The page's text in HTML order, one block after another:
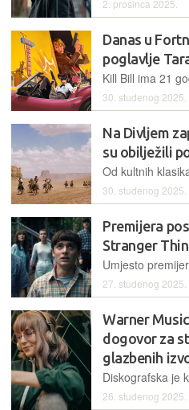
2. prosinca 2025.
Danas u
poglavlje
30. studenog 2025.
Na Divljem
su obilježili
30. studenog 2025.
Premijera
Stranger
27. studenog 2025.
Warner
dogovor za
glazbenih
26. studenog 2025.